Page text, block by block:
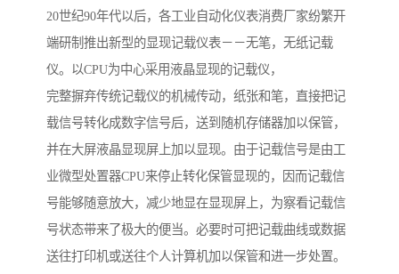
20世纪90年代以后，各工业自动化仪表消费厂家纷繁开
端研制推出新型的显现记载仪表－－无笔，无纸记载
仪。以CPU为中心采用液晶显现的记载仪，
完整摒弃传统记载仪的机械传动，纸张和笔，直接把记
载信号转化成数字信号后，送到随机存储器加以保管，
并在大屏液晶显现屏上加以显现。由于记载信号是由工
业微型处置器CPU来停止转化保管显现的，因而记载信
号能够随意放大，减少地显在显现屏上，为察看记载信
号状态带来了极大的便当。必要时可把记载曲线或数据
送往打印机或送往个人计算机加以保管和进一步处置。